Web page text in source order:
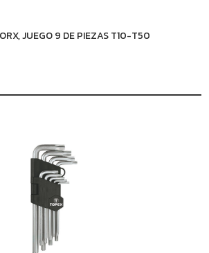
JUEGO 9 DE PIEZAS T10-T50